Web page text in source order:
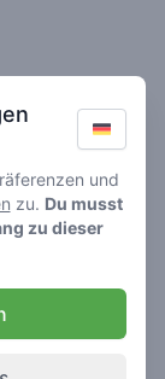
und
zu. Du musst
zu dieser